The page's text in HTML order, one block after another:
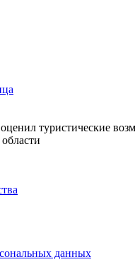
туристические
данных